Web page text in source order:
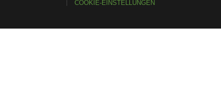
COOKIE-EINSTELLUNGEN